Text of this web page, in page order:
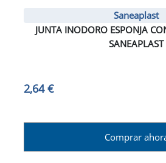
Saneaplast
JUNTA INODORO ESPONJA
SANEAPLAST
2,64 €
Comprar